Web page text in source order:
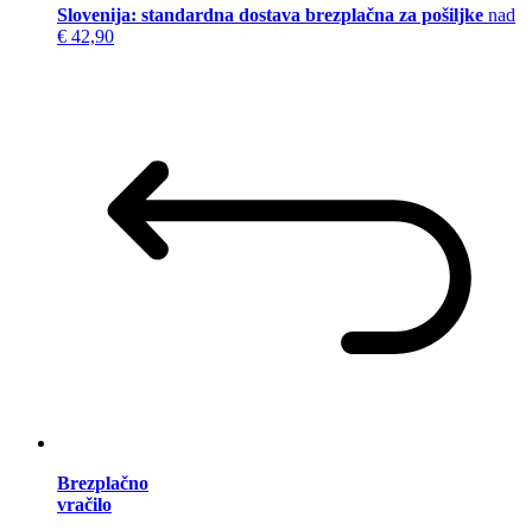
Slovenija: standardna dostava brezplačna za pošiljke nad
€ 42,90
Brezplačno
vračilo